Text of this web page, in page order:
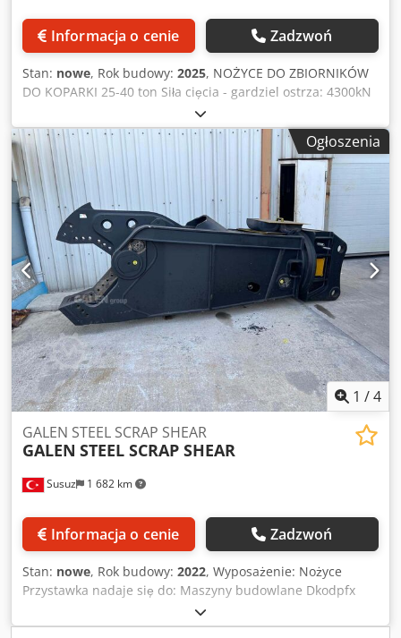
Informacja o cenie Zadzwoń
Stan: nowe, Rok budowy: 2025, NOŻYCE DO ZBIORNIKÓW
DO KOPARKI 25-40 ton Siła cięcia - gardziel ostrza: 4300kN
Siła cięcia - środek ostrza: 1900kN Siła cięcia - końcówka
ostrza: 1550kN Obwód szczęki - maks. ciśnienie oleju:
350bar Dkjdpfx Aswmw N Ajnijr Obwód szczęki - maks.
przepływ oleju: 225l/min Obwód obrotu - maks. ciśnienie
oleju: 160bar Obwód obrotu - maks. przepływ oleju:
40l/min Masa: 2800kg (w tym wspornik, obudowa, szczęka)
Ogłoszenia
1 /4
Susuz 1 682 km
GALEN STEEL SCRAP SHEAR
GALEN STEEL SCRAP SHEAR
Informacja o cenie Zadzwoń
Stan: nowe, Rok budowy: 2022, Wyposażenie: Nożyce
Przystawka nadaje się do: Maszyny budowlane Dkodpfx